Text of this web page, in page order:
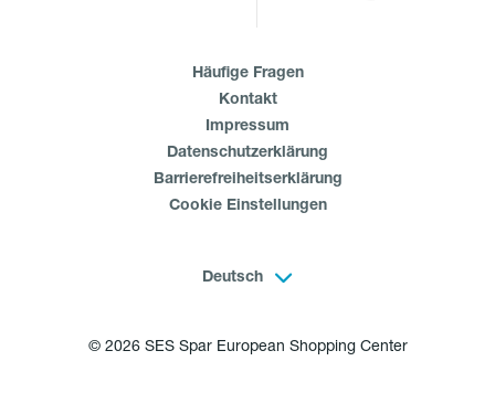
Häufige Fragen
Kontakt
Impressum
Datenschutzerklärung
Barrierefreiheitserklärung
Cookie Einstellungen
Deutsch
© 2026 SES Spar European Shopping Center